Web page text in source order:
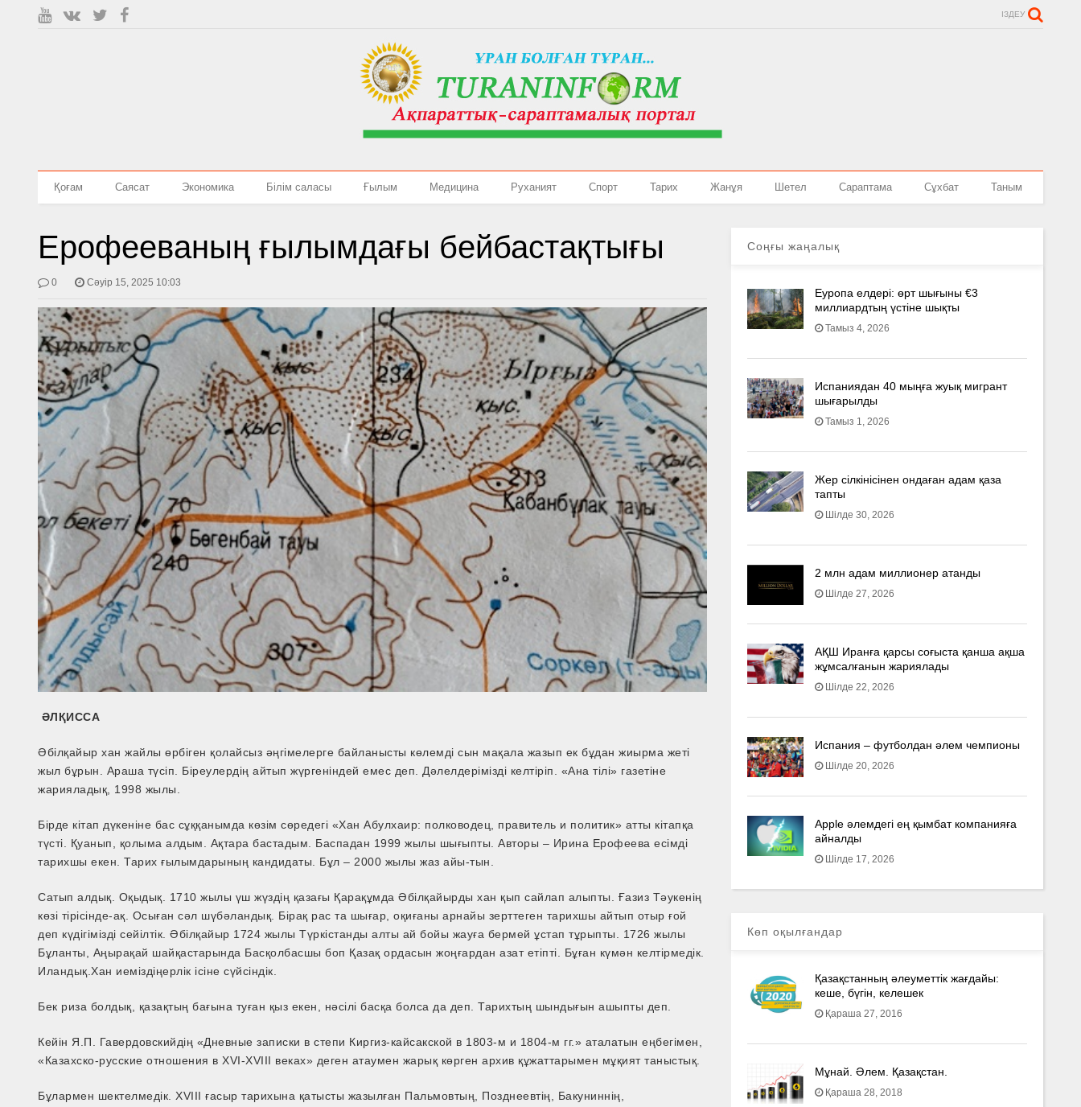
ІЗДЕУ
Қоғам Саясат Экономика Білім саласы Ғылым Медицина Руханият Спорт Тарих Жанұя Шетел Сараптама Сұхбат Таным
Ерофееваның ғылымдағы бейбастақтығы
0 Сәуір 15, 2025 10:03
ӘЛҚИССА
Әбілқайыр хан жайлы өрбіген қолайсыз әңгімелерге байланысты көлемді сын мақала жазып ек бұдан жиырма жеті
жыл бұрын. Араша түсіп. Біреулердің айтып жүргеніндей емес деп. Дәлелдерімізді келтіріп. «Ана тілі» газетіне
жарияладық, 1998 жылы.
Бірде кітап дүкеніне бас сұққанымда көзім сөредегі «Хан Абулхаир: полководец, правитель и политик» атты кітапқа
түсті. Қуанып, қолыма алдым. Ақтара бастадым. Баспадан 1999 жылы шығыпты. Авторы – Ирина Ерофеева есімді
тарихшы екен. Тарих ғылымдарының кандидаты. Бұл – 2000 жылы жаз айы-тын.
Сатып алдық. Оқыдық. 1710 жылы үш жүздің қазағы Қарақұмда Әбілқайырды хан қып сайлап алыпты. Ғазиз Тәукенің
көзі тірісінде-ақ. Осыған сәл шүбәландық. Бірақ рас та шығар, оқиғаны арнайы зерттеген тарихшы айтып отыр ғой
деп күдігімізді сейілтік. Әбілқайыр 1724 жылы Түркістанды алты ай бойы жауға бермей ұстап тұрыпты. 1726 жылы
Бұланты, Аңырақай шайқастарында Басқолбасшы боп Қазақ ордасын жоңғардан азат етіпті. Бұған күмән келтірмедік.
Иландық.Хан иеміздіңерлік ісіне сүйсіндік.
Бек риза болдық, қазақтың бағына туған қыз екен, нәсілі басқа болса да деп. Тарихтың шындығын ашыпты деп.
Кейін Я.П. Гавердовскийдің «Дневные записки в степи Киргиз-кайсакской в 1803-м и 1804-м гг.» аталатын еңбегімен,
«Казахско-русские отношения в XVI-XVIII веках» деген атаумен жарық көрген архив құжаттарымен мұқият таныстық.
Бұлармен шектелмедік. XVIII ғасыр тарихына қатысты жазылған Пальмовтың, Позднеевтің, Бакуниннің,
Соңғы жаңалық
Еуропа елдері: өрт шығыны €3
миллиардтың үстіне шықты
Тамыз 4, 2026
Испаниядан 40 мыңға жуық мигрант
шығарылды
Тамыз 1, 2026
Жер сілкінісінен ондаған адам қаза
тапты
Шілде 30, 2026
2 млн адам миллионер атанды
Шілде 27, 2026
АҚШ Иранға қарсы соғыста қанша ақша
жұмсалғанын жариялады
Шілде 22, 2026
Испания – футболдан әлем чемпионы
Шілде 20, 2026
Apple әлемдегі ең қымбат компанияға
айналды
Шілде 17, 2026
Көп оқылғандар
Қазақстанның әлеуметтік жағдайы:
кеше, бүгін, келешек
Қараша 27, 2016
Мұнай. Әлем. Қазақстан.
Қараша 28, 2018